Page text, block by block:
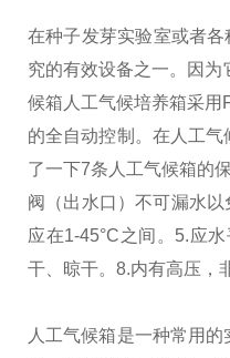
在种子发芽实验室或者
究的有效设备之一。因
候箱人工气候培养箱采
的全自动控制。 在人工气
了一下7条人工气候箱的
阀（出水口）不可漏水
应在1-45°C之间。 5.应
干、晾干。8.内有高压，
人工气候箱是一种常用